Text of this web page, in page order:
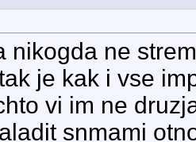
nikogda ne
je kak i vse
vi im ne
snmami